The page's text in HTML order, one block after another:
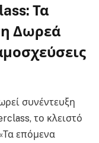
Τα
Δωρεά
συνέντευξη
το κλειστό
επόμενα